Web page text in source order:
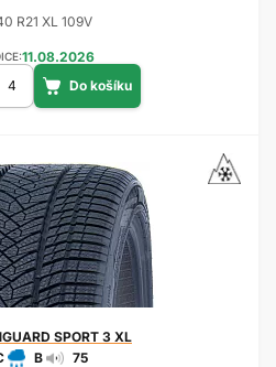
R21 XL 109V
11.08.2026
SPORT 3 XL
B 75